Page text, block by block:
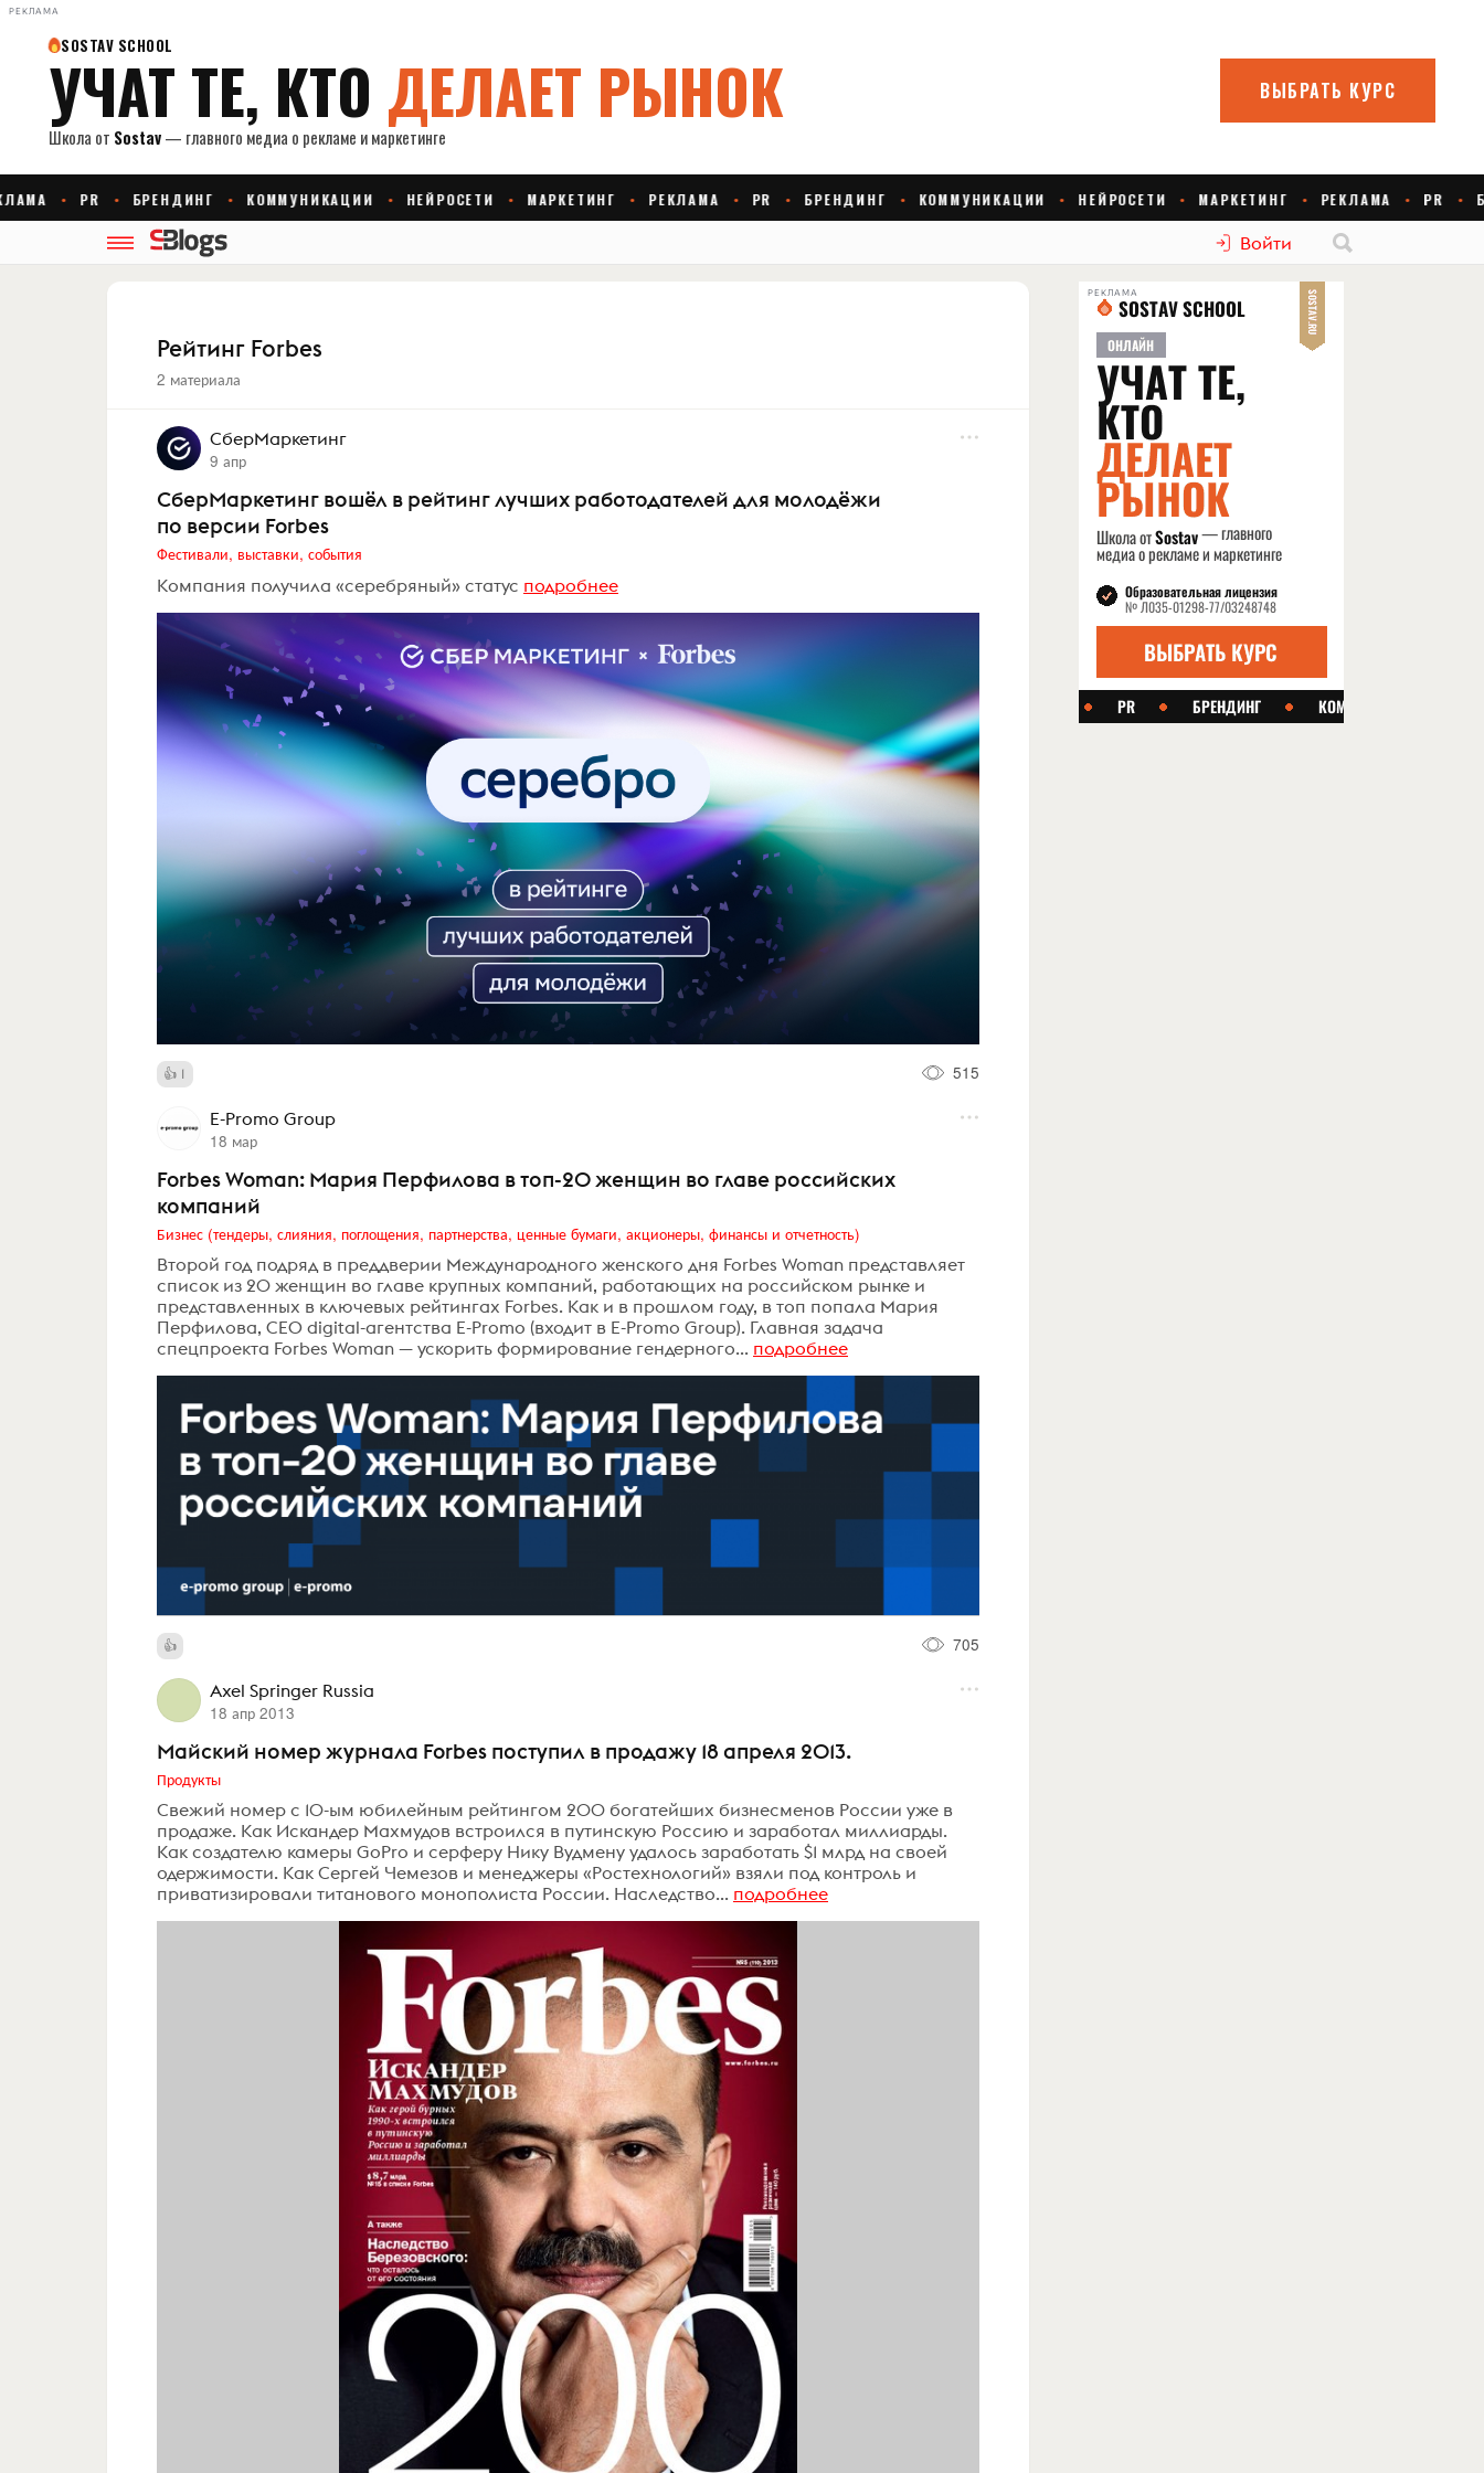
РЕКЛАМА
Войти
Рейтинг Forbes
2 материала
СберМаркетинг
9 апр
СберМаркетинг вошёл в рейтинг лучших работодателей для молодёжи
по версии Forbes
Фестивали, выставки, события
Компания получила «серебряный» статус подробнее
1 515
E-Promo Group
18 мар
Forbes Woman: Мария Перфилова в топ-20 женщин во главе российских
компаний
Бизнес (тендеры, слияния, поглощения, партнерства, ценные бумаги, акционеры, финансы и отчетность)
Второй год подряд в преддверии Международного женского дня Forbes Woman представляет
список из 20 женщин во главе крупных компаний, работающих на российском рынке и
представленных в ключевых рейтингах Forbes. Как и в прошлом году, в топ попала Мария
Перфилова, CEO digital-агентства E-Promo (входит в E-Promo Group). Главная задача
спецпроекта Forbes Woman — ускорить формирование гендерного... подробнее
705
Axel Springer Russia
18 апр 2013
Майский номер журнала Forbes поступил в продажу 18 апреля 2013.
Продукты
Свежий номер с 10-ым юбилейным рейтингом 200 богатейших бизнесменов России уже в
продаже. Как Искандер Махмудов встроился в путинскую Россию и заработал миллиарды.
Как создателю камеры GoPro и серферу Нику Вудмену удалось заработать $1 млрд на своей
одержимости. Как Сергей Чемезов и менеджеры «Ростехнологий» взяли под контроль и
приватизировали титанового монополиста России. Наследство... подробнее
РЕКЛАМА